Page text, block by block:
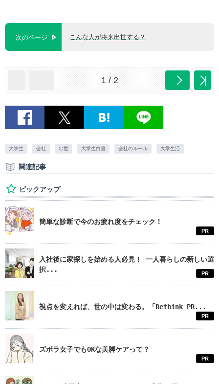
次のページ こんな人が将来出世する？
1 / 2
大学生 会社 出世 大学生白書 会社のルール 大学生活
関連記事
ピックアップ
簡単な診断で今のお疲れ度をチェック！
PR
入社後に家探しを始める人必見！ 一人暮らしの新しい選
択...
PR
視点を変えれば、世の中は変わる。「Rethink PR...
PR
ズボラ女子でもOKな美脚ケアって？
PR